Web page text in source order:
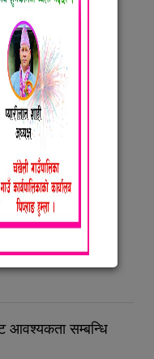
कृषक समूहहरुलाई
आवश्यकता सम्बन्धि